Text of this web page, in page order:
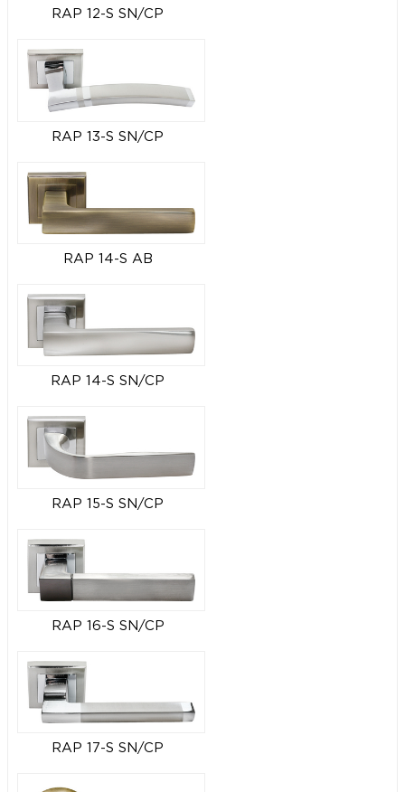
RAP 12-S SN/CP
RAP 13-S SN/CP
RAP 14-S AB
RAP 14-S SN/CP
RAP 15-S SN/CP
RAP 16-S SN/CP
RAP 17-S SN/CP